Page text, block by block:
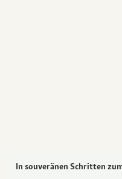
In souveränen Schritten